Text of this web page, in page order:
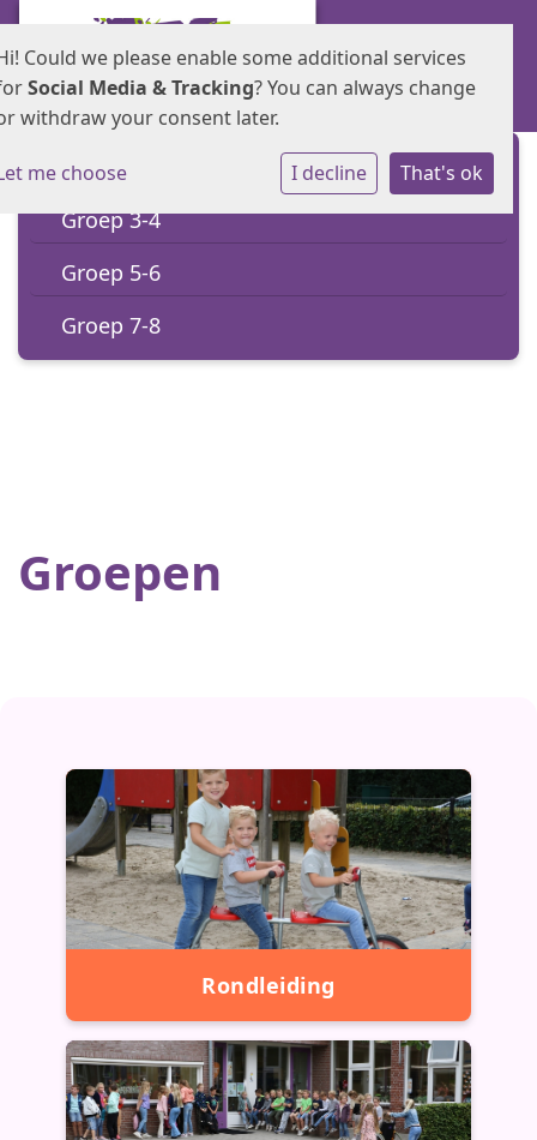
Groep 1-2
Groep 3-4
Groep 5-6
Groep 7-8
Groepen
Rondleiding
Could we please enable some additional services
Social Media & Tracking? You can always change
withdraw your consent later.
me choose I decline That's ok